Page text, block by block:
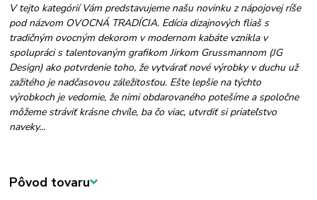
V tejto kategórií Vám predstavujeme našu novinku z nápojovej ríše
pod názvom OVOCNÁ TRADÍCIA. Edícia dizajnových fliaš s
tradičným ovocným dekorom v modernom kabáte vznikla v
spolupráci s talentovaným grafikom Jirkom Grussmannom (JG
Design) ako potvrdenie toho, že vytvárať nové výrobky v duchu už
zažitého je nadčasovou záležitosťou. Ešte lepšie na týchto
výrobkoch je vedomie, že nimi obdarovaného potešíme a spoločne
môžeme stráviť krásne chvíle, ba čo viac, utvrdiť si priateľstvo
naveky...
Pôvod tovaru